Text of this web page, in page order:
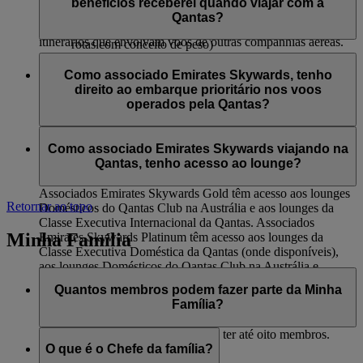
pela flydubai. Este benefício não se aplica a voos codeshare
operados por outras companhias aéreas e no caso de
itinerários que envolvam voos de outras companhias aéreas.
Embarque prioritário
Check-in na Classe Executiva
rotas com conceito de peso)
Qantas Club Domestic
Embarque prioritário
Entrega prioritária de bagagem
Qantas?
operados pela Qantas terão acesso a:
Check-in na Classe Econômica Premium (se
Franquia de bagagem adicional de 12 kg (somente nas
rotas com conceito de limite de peso)
Como associado Emirates Skywards, tenho
direito ao embarque prioritário nos voos
operados pela Qantas?
Skywards Platinum e Gold.
Como associado Emirates Skywards viajando na
Qantas, tenho acesso ao lounge?
Associados Emirates Skywards Gold têm acesso aos lounges
Domésticos do Qantas Club na Austrália e aos lounges da
Classe Executiva Internacional da Qantas. Associados
Emirates Skywards Platinum têm acesso aos lounges da
Classe Executiva Doméstica da Qantas (onde disponíveis),
aos lounges Domésticos do Qantas Club na Austrália e
Retornar ao topo
Minha Família
Quantos membros podem fazer parte da Minha
Família?
Incluindo o Chefe da Família, pode ter até oito membros.
O que é o Chefe da família?